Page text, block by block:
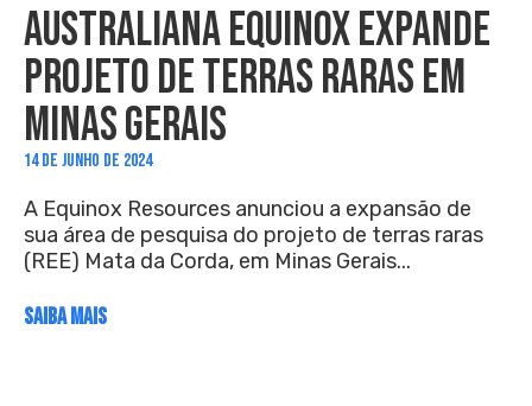
AUSTRALIANA EQUINOX EXPANDE
PROJETO DE TERRAS RARAS EM
MINAS GERAIS
14 DE JUNHO DE 2024
A Equinox Resources anunciou a expansão de
sua área de pesquisa do projeto de terras raras
(REE) Mata da Corda, em Minas Gerais...
SAIBA MAIS